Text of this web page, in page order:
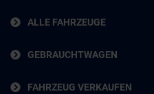
ALLE FAHRZEUGE
GEBRAUCHTWAGEN
FAHRZEUG VERKAUFEN